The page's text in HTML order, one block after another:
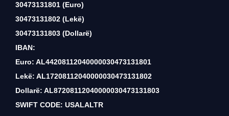
30473131801 (Euro)
30473131802 (Lekë)
30473131803 (Dollarë)
IBAN:
Euro: AL44208112040000030473131801
Lekë: AL17208112040000030473131802
Dollarë: AL87208112040000030473131803
SWIFT CODE: USALALTR